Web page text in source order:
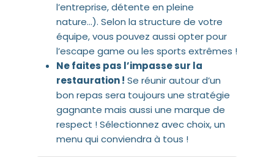
l’entreprise, détente en pleine
nature…). Selon la structure de votre
équipe, vous pouvez aussi opter pour
l’escape game ou les sports extrêmes !
Ne faites pas l’impasse sur la
restauration ! Se réunir autour d’un
bon repas sera toujours une stratégie
gagnante mais aussi une marque de
respect ! Sélectionnez avec choix, un
menu qui conviendra à tous !